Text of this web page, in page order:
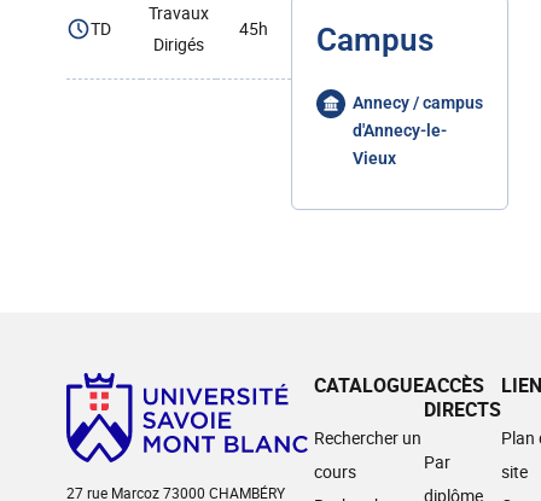
TD
Travaux
Dirigés
45h Campus
Annecy / campus
d'Annecy-le-
Vieux
27 rue Marcoz 73000 CHAMBÉRY
CATALOGUE
Rechercher un
cours
ACCÈS
DIRECTS
Par
diplôme
Plan
site